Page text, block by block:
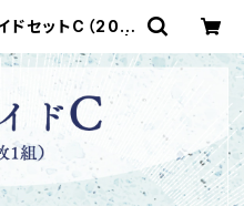
ドセットC（202
ストア